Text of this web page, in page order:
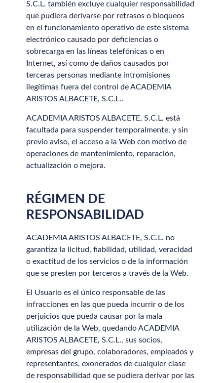
S.C.L. también excluye cualquier responsabilidad
que pudiera derivarse por retrasos o bloqueos
en el funcionamiento operativo de este sistema
electrónico causado por deficiencias o
sobrecarga en las líneas telefónicas o en
Internet, así como de daños causados por
terceras personas mediante intromisiones
ilegítimas fuera del control de ACADEMIA
ARISTOS ALBACETE, S.C.L..
ACADEMIA ARISTOS ALBACETE, S.C.L. está
facultada para suspender temporalmente, y sin
previo aviso, el acceso a la Web con motivo de
operaciones de mantenimiento, reparación,
actualización o mejora.
RÉGIMEN DE
RESPONSABILIDAD
ACADEMIA ARISTOS ALBACETE, S.C.L. no
garantiza la licitud, fiabilidad, utilidad, veracidad
o exactitud de los servicios o de la información
que se presten por terceros a través de la Web.
El Usuario es el único responsable de las
infracciones en las que pueda incurrir o de los
perjuicios que pueda causar por la mala
utilización de la Web, quedando ACADEMIA
ARISTOS ALBACETE, S.C.L., sus socios,
empresas del grupo, colaboradores, empleados y
representantes, exonerados de cualquier clase
de responsabilidad que se pudiera derivar por las